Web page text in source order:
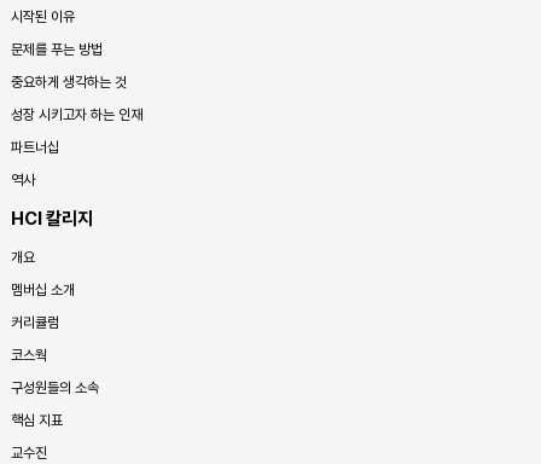
시작된 이유
문제를 푸는 방법
중요하게 생각하는 것
성장 시키고자 하는 인재
파트너십
역사
HCI 칼리지
개요
멤버십 소개
커리큘럼
코스웍
구성원들의 소속
핵심 지표
교수진